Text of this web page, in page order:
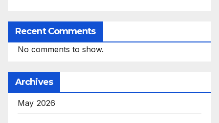
Recent Comments
No comments to show.
Archives
May 2026